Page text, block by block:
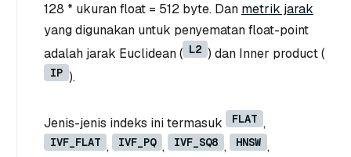
128 * ukuran float = 512 byte. Dan metrik jarak
yang digunakan untuk penyematan float-point
adalah jarak Euclidean ( L2 ) dan Inner product (
IP ).
Jenis-jenis indeks ini termasuk FLAT ,
IVF_FLAT , IVF_PQ , IVF_SQ8 , HNSW ,